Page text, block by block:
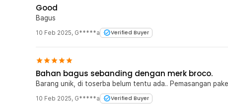
Good
Bagus
10 Feb 2025, G*****a Verified Buyer
Bahan bagus sebanding dengan merk broco.
Barang unik, di toserba belum tentu ada.. Pemasangan
10 Feb 2025, G*****a Verified Buyer